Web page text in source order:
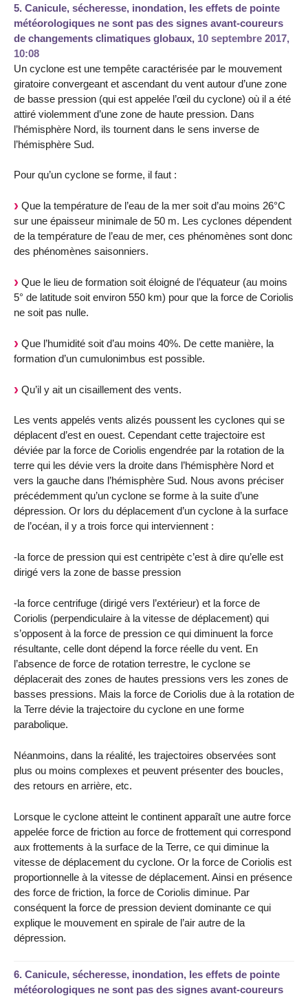
5. Canicule, sécheresse, inondation, les effets de pointe
météorologiques ne sont pas des signes avant-coureurs
de changements climatiques globaux, 10 septembre 2017,
10:08
Un cyclone est une tempête caractérisée par le mouvement
giratoire convergeant et ascendant du vent autour d’une zone
de basse pression (qui est appelée l’œil du cyclone) où il a été
attiré violemment d’une zone de haute pression. Dans
l’hémisphère Nord, ils tournent dans le sens inverse de
l’hémisphère Sud.
Pour qu’un cyclone se forme, il faut :
Que la température de l’eau de la mer soit d’au moins 26°C
sur une épaisseur minimale de 50 m. Les cyclones dépendent
de la température de l’eau de mer, ces phénomènes sont donc
des phénomènes saisonniers.
Que le lieu de formation soit éloigné de l’équateur (au moins
5° de latitude soit environ 550 km) pour que la force de Coriolis
ne soit pas nulle.
Que l’humidité soit d’au moins 40%. De cette manière, la
formation d’un cumulonimbus est possible.
Qu’il y ait un cisaillement des vents.
Les vents appelés vents alizés poussent les cyclones qui se
déplacent d’est en ouest. Cependant cette trajectoire est
déviée par la force de Coriolis engendrée par la rotation de la
terre qui les dévie vers la droite dans l’hémisphère Nord et
vers la gauche dans l’hémisphère Sud. Nous avons préciser
précédemment qu’un cyclone se forme à la suite d’une
dépression. Or lors du déplacement d’un cyclone à la surface
de l’océan, il y a trois force qui interviennent :
-la force de pression qui est centripète c’est à dire qu’elle est
dirigé vers la zone de basse pression
-la force centrifuge (dirigé vers l’extérieur) et la force de
Coriolis (perpendiculaire à la vitesse de déplacement) qui
s’opposent à la force de pression ce qui diminuent la force
résultante, celle dont dépend la force réelle du vent. En
l’absence de force de rotation terrestre, le cyclone se
déplacerait des zones de hautes pressions vers les zones de
basses pressions. Mais la force de Coriolis due à la rotation de
la Terre dévie la trajectoire du cyclone en une forme
parabolique.
Néanmoins, dans la réalité, les trajectoires observées sont
plus ou moins complexes et peuvent présenter des boucles,
des retours en arrière, etc.
Lorsque le cyclone atteint le continent apparaît une autre force
appelée force de friction au force de frottement qui correspond
aux frottements à la surface de la Terre, ce qui diminue la
vitesse de déplacement du cyclone. Or la force de Coriolis est
proportionnelle à la vitesse de déplacement. Ainsi en présence
des force de friction, la force de Coriolis diminue. Par
conséquent la force de pression devient dominante ce qui
explique le mouvement en spirale de l’air autre de la
dépression.
6. Canicule, sécheresse, inondation, les effets de pointe
météorologiques ne sont pas des signes avant-coureurs